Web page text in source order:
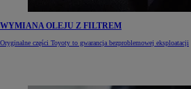
WYMIANA OLEJU Z FILTREM
Oryginalne części Toyoty to gwarancja bezproblemowej eksploatacji